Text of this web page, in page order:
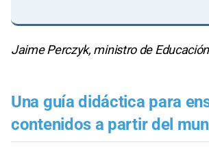
Jaime Perczyk, ministro de
Una guía didáctica para
contenidos a partir del